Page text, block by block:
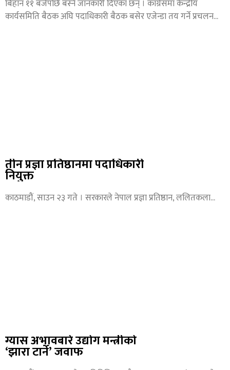
बिहान ११ बजेपछि बस्ने जानकारी दिएका छन् । कांग्रेसमा केन्द्रीय
कार्यसमिति बैठक अघि पदाधिकारी बैठक बसेर एजेन्डा तय गर्ने प्रचलन
तीन प्रज्ञा प्रतिष्ठानमा पदाधिकारी
नियुक्त
काठमाडौं, साउन २३ गते । सरकारले नेपाल प्रज्ञा प्रतिष्ठान, ललितकला
ग्यास अभावबारे उद्योग मन्त्रीको
‘झारा टार्ने’ जवाफ